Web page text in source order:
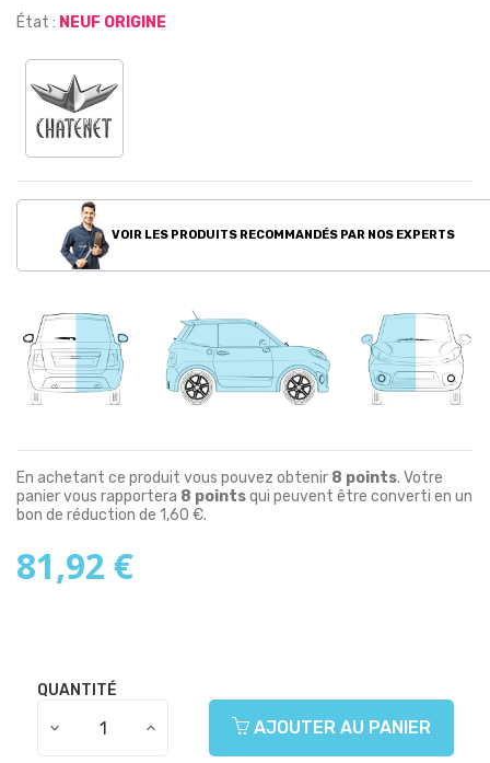
État : NEUF ORIGINE
VOIR LES PRODUITS RECOMMANDÉS PAR NOS EXPERTS
En achetant ce produit vous pouvez obtenir 8 points. Votre
panier vous rapportera 8 pointsqui peuvent être converti en un
bon de réduction de 1,60 €.
81,92 €
QUANTITÉ
AJOUTER AU PANIER